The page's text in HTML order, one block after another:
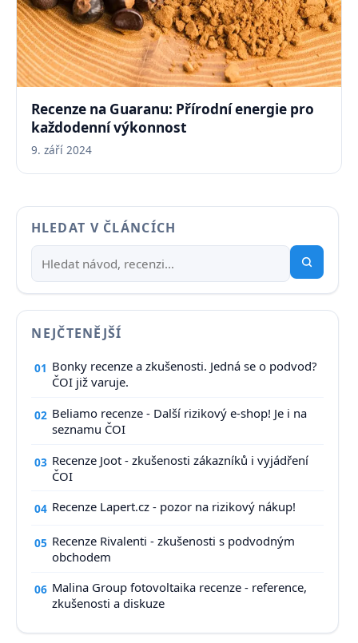
Recenze na Guaranu: Přírodní energie pro
každodenní výkonnost
9. září 2024
HLEDAT V ČLÁNCÍCH
NEJČTENĚJŠÍ
01 Bonky recenze a zkušenosti. Jedná se o podvod?
ČOI již varuje.
02 Beliamo recenze - Další rizikový e-shop! Je i na
seznamu ČOI
03 Recenze Joot - zkušenosti zákazníků i vyjádření
ČOI
04 Recenze Lapert.cz - pozor na rizikový nákup!
05 Recenze Rivalenti - zkušenosti s podvodným
obchodem
06 Malina Group fotovoltaika recenze - reference,
zkušenosti a diskuze